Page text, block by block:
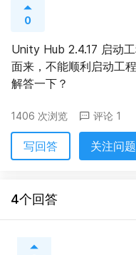
0
Unity Hub 2.4.17 启动
面来，不能顺利启动工
解答一下？
1406 次浏览 评论 1
写回答 关注问题
4个回答